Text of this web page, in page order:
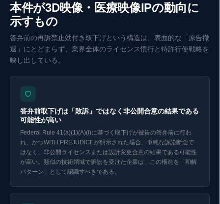
本件が3D映像・医療映像IPの動向に
示すもの
答弁前の再訴禁止効付き取下げという構造は、表面的な「原告撤
退」にとどまらず、業界全体のライセンス慣行と特許行使戦略を
映し出している。
答弁前取下げは「敗訴」ではなく非公開合意の結果である
可能性が高い
Federal Rule 41(a)(1)(A)(i)に基づく取下げが被告の答弁前に行わ
れ、かつWITH PREJUDICEが明示された場合、単純な訴訟断念で
はなく、非公開ライセンスまたは設計変更合意の結果である可能性
が高い。類似の技術領域で訴訟を受けた企業は、この構造を「和解
パターン」として認識すべきである。